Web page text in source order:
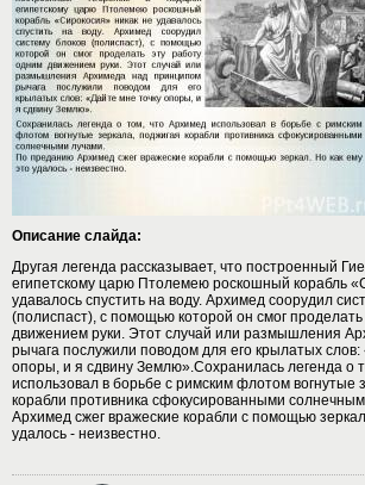
Описание слайда:
Другая легенда рассказывает, что построенный
египетскому царю Птолемею роскошный корабль
удавалось спустить на воду. Архимед соорудил
(полиспаст), с помощью которой он смог
движением руки. Этот случай или размышления
рычага послужили поводом для его крылатых слов:
опоры, и я сдвину Землю».Сохранилась легенда о
использовал в борьбе с римским флотом вогнутые
корабли противника сфокусированными
Архимед сжег вражеские корабли с помощью
удалось - неизвестно.